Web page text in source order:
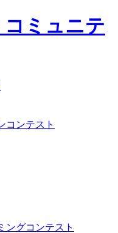
コンテスト
ングコンテスト